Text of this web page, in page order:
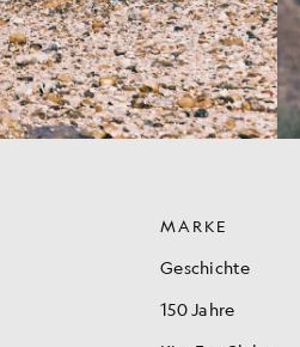
MARKE
Geschichte
150 Jahre